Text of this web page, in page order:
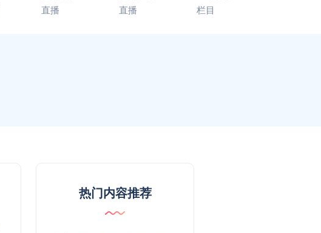
直播
直播
栏目
热门内容推荐